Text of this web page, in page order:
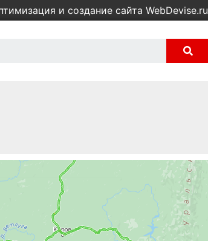
и создание сайта WebDevise.ru